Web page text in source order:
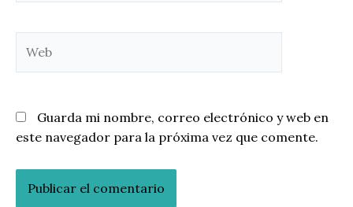
Guarda mi nombre, correo electrónico y web en
este navegador para la próxima vez que comente.